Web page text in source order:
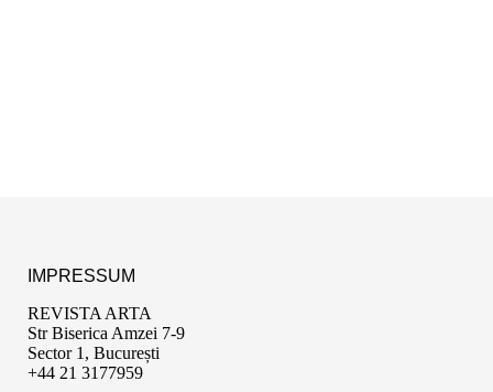
IMPRESSUM
REVISTA ARTA
Str Biserica Amzei 7-9
Sector 1, București
+44 21 3177959